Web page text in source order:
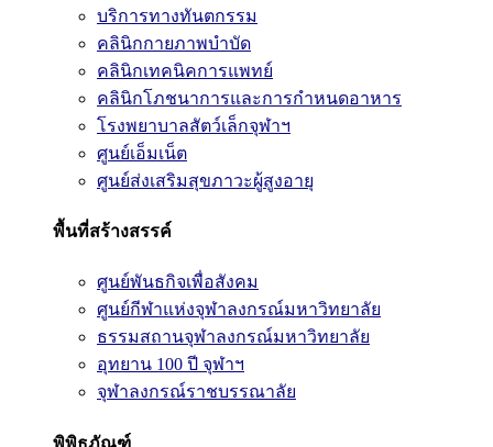
บริการทางทันตกรรม
คลินิกกายภาพบำบัด
คลินิกเทคนิคการแพทย์
คลินิกโภชนาการและการกำหนดอาหาร
โรงพยาบาลสัตว์เล็กจุฬาฯ
ศูนย์เอ็มเน็ต
ศูนย์ส่งเสริมสุขภาวะผู้สูงอายุ
พื้นที่สร้างสรรค์
ศูนย์พันธกิจเพื่อสังคม
ศูนย์กีฬาแห่งจุฬาลงกรณ์มหาวิทยาลัย
ธรรมสถานจุฬาลงกรณ์มหาวิทยาลัย
อุทยาน 100 ปี จุฬาฯ
จุฬาลงกรณ์ราชบรรณาลัย
พิพิธภัณฑ์